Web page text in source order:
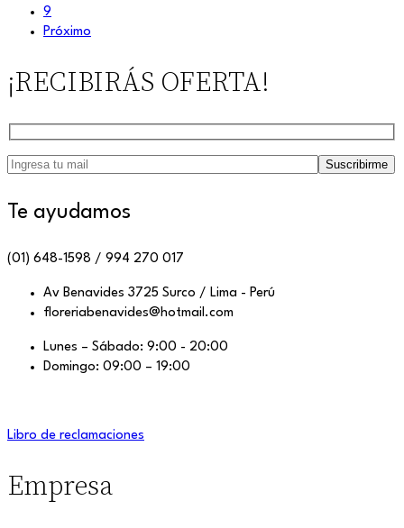
9
Próximo
¡RECIBIRÁS OFERTA!
Te ayudamos
(01) 648-1598 / 994 270 017
Av Benavides 3725 Surco / Lima - Perú
floreriabenavides@hotmail.com
Lunes – Sábado: 9:00 - 20:00
Domingo: 09:00 – 19:00
Libro de reclamaciones
Empresa